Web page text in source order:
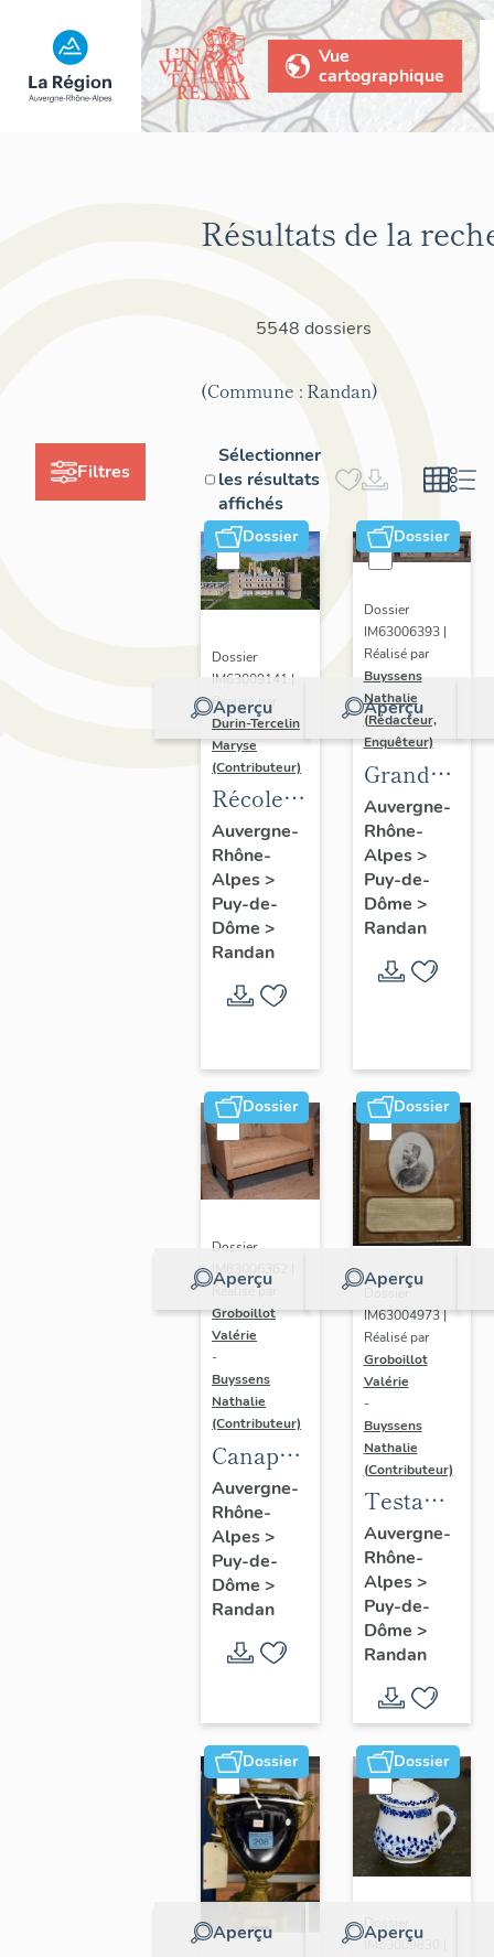
Vue
cartographique
Filtres
Résultats de la
5548 dossiers
(Commune : Randan)
Sélectionner
les résultats
affichés
Dossier
Aperçu
Dossier
IM63009141 |
Réalisé par
Durin-Tercelin
Maryse
(Contributeur)
Récolement-
inventaire
du fonds
mobilier
du
domaine
royal de
Randan
Auvergne-
Rhône-
Alpes>
Puy-de-
Dôme >
Randan
Dossier
Aperçu
Dossier
IM63006393 |
Réalisé par
Buyssens
Nathalie
(Rédacteur,
Enquêteur)
Grand
potager
Auvergne-
Rhône-
Alpes>
Puy-de-
Dôme >
Randan
Dossier
Aperçu
Dossier
IM63006362 |
Réalisé par
Groboillot
Valérie
-
Buyssens
Nathalie
(Contributeur)
Canapé
à joues
n° 2
Auvergne-
Rhône-
Alpes>
Puy-de-
Dôme >
Randan
Dossier
Aperçu
Dossier
IM63004973 |
Réalisé par
Groboillot
Valérie
-
Buyssens
Nathalie
(Contributeur)
Testament
politique
de
Philippe
d'Orléans,
comte de
Paris
Auvergne-
Rhône-
Alpes>
Puy-de-
Dôme >
Randan
Dossier
Aperçu
Dossier
Aperçu
Dossier
IM63009830 |